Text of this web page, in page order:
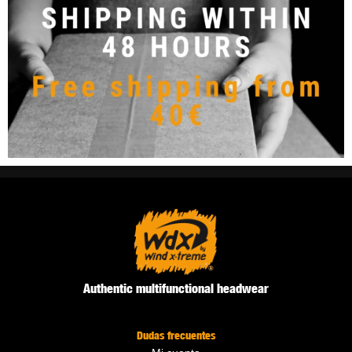
Authentic multifunctional headwear
Dudas frecuentes